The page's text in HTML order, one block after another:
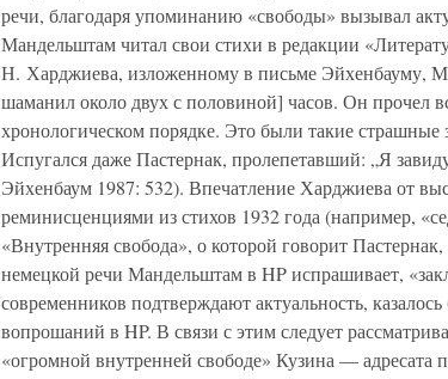
речи, благодаря упоминанию «свободы» вызывал
Мандельштам читал свои стихи в редакции
Н. Харджиева, изложенному в письме Эйхенбауму,
шаманил около двух с половиной] часов. Он прочел
хронологическом порядке. Это были такие страшные
Испугался даже Пастернак, пролепетавший: „Я
Эйхенбаум 1987: 532). Впечатление Харджиева от
реминисценциями из стихов 1932 года (например,
«Внутренняя свобода», о которой говорит
немецкой речи Мандельштам в HP испрашивает,
современников подтверждают актуальность,
вопрошаний в HP. В связи с этим следует
«огромной внутренней свободе» Кузина — адресата